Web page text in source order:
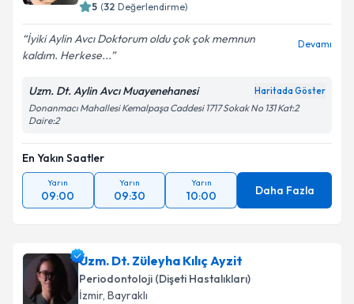
5 (32 Değerlendirme)
İyiki Aylin Avcı Doktorum oldu çok çok memnun
kaldım. Herkese...
Devamı
Uzm. Dt. Aylin Avcı Muayenehanesi Haritada Göster
Donanmacı Mahallesi Kemalpaşa Caddesi 1717 Sokak No 131 Kat:2
Daire:2
En Yakın Saatler
Yarın
09:00
Yarın
09:30
Yarın
10:00 Daha Fazla
Uzm. Dt. Züleyha Kılıç Ayzit
Periodontoloji (Dişeti Hastalıkları)
İzmir, Bayraklı